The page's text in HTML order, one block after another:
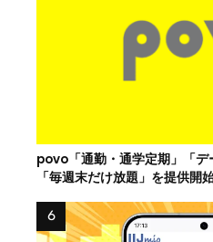
povo「通勤・通学定期」「デ
「毎週末だけ放題」を提供開